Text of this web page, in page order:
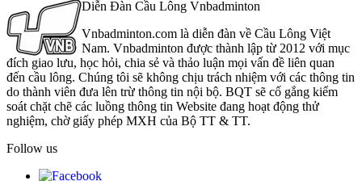
Diễn Đàn Cầu Lông Vnbadminton
Vnbadminton.com là diễn đàn về Cầu Lông Việt
Nam. Vnbadminton được thành lập từ 2012 với mục
đích giao lưu, học hỏi, chia sẻ và thảo luận mọi vấn đề liên quan
đến cầu lông. Chúng tôi sẽ không chịu trách nhiệm với các thông tin
do thành viên đưa lên trừ thông tin nội bộ. BQT sẽ cố gắng kiểm
soát chặt chẽ các luồng thông tin Website đang hoạt động thử
nghiệm, chờ giấy phép MXH của Bộ TT & TT.
Follow us